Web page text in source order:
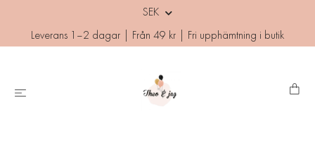
SEK
Leverans 1–2 dagar | Från 49 kr | Fri upphämtning i butik